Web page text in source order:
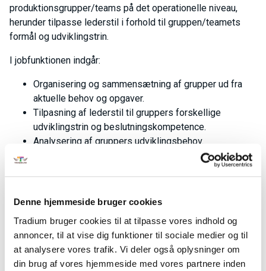
Denne hjemmeside bruger cookies
Tradium bruger cookies til at tilpasse vores indhold og
annoncer, til at vise dig funktioner til sociale medier og til
at analysere vores trafik. Vi deler også oplysninger om
din brug af vores hjemmeside med vores partnere inden
produktionsgrupper/teams på det operationelle niveau,
herunder tilpasse lederstil i forhold til gruppen/teamets
formål og udviklingstrin.
I jobfunktionen indgår:
Organisering og sammensætning af grupper ud fra
aktuelle behov og opgaver.
Tilpasning af lederstil til gruppers forskellige
udviklingstrin og beslutningskompetence.
Analysering af gruppers udviklingsbehov.
Anvendelse af forskellige ledelsesteknikker til at
Ledelse af teams/produktionsgrupper
Dato
01-09-2026 - 02-09-2026
Fagkode
43573
Pris:
654,00 kr.
Varighed
2 dage